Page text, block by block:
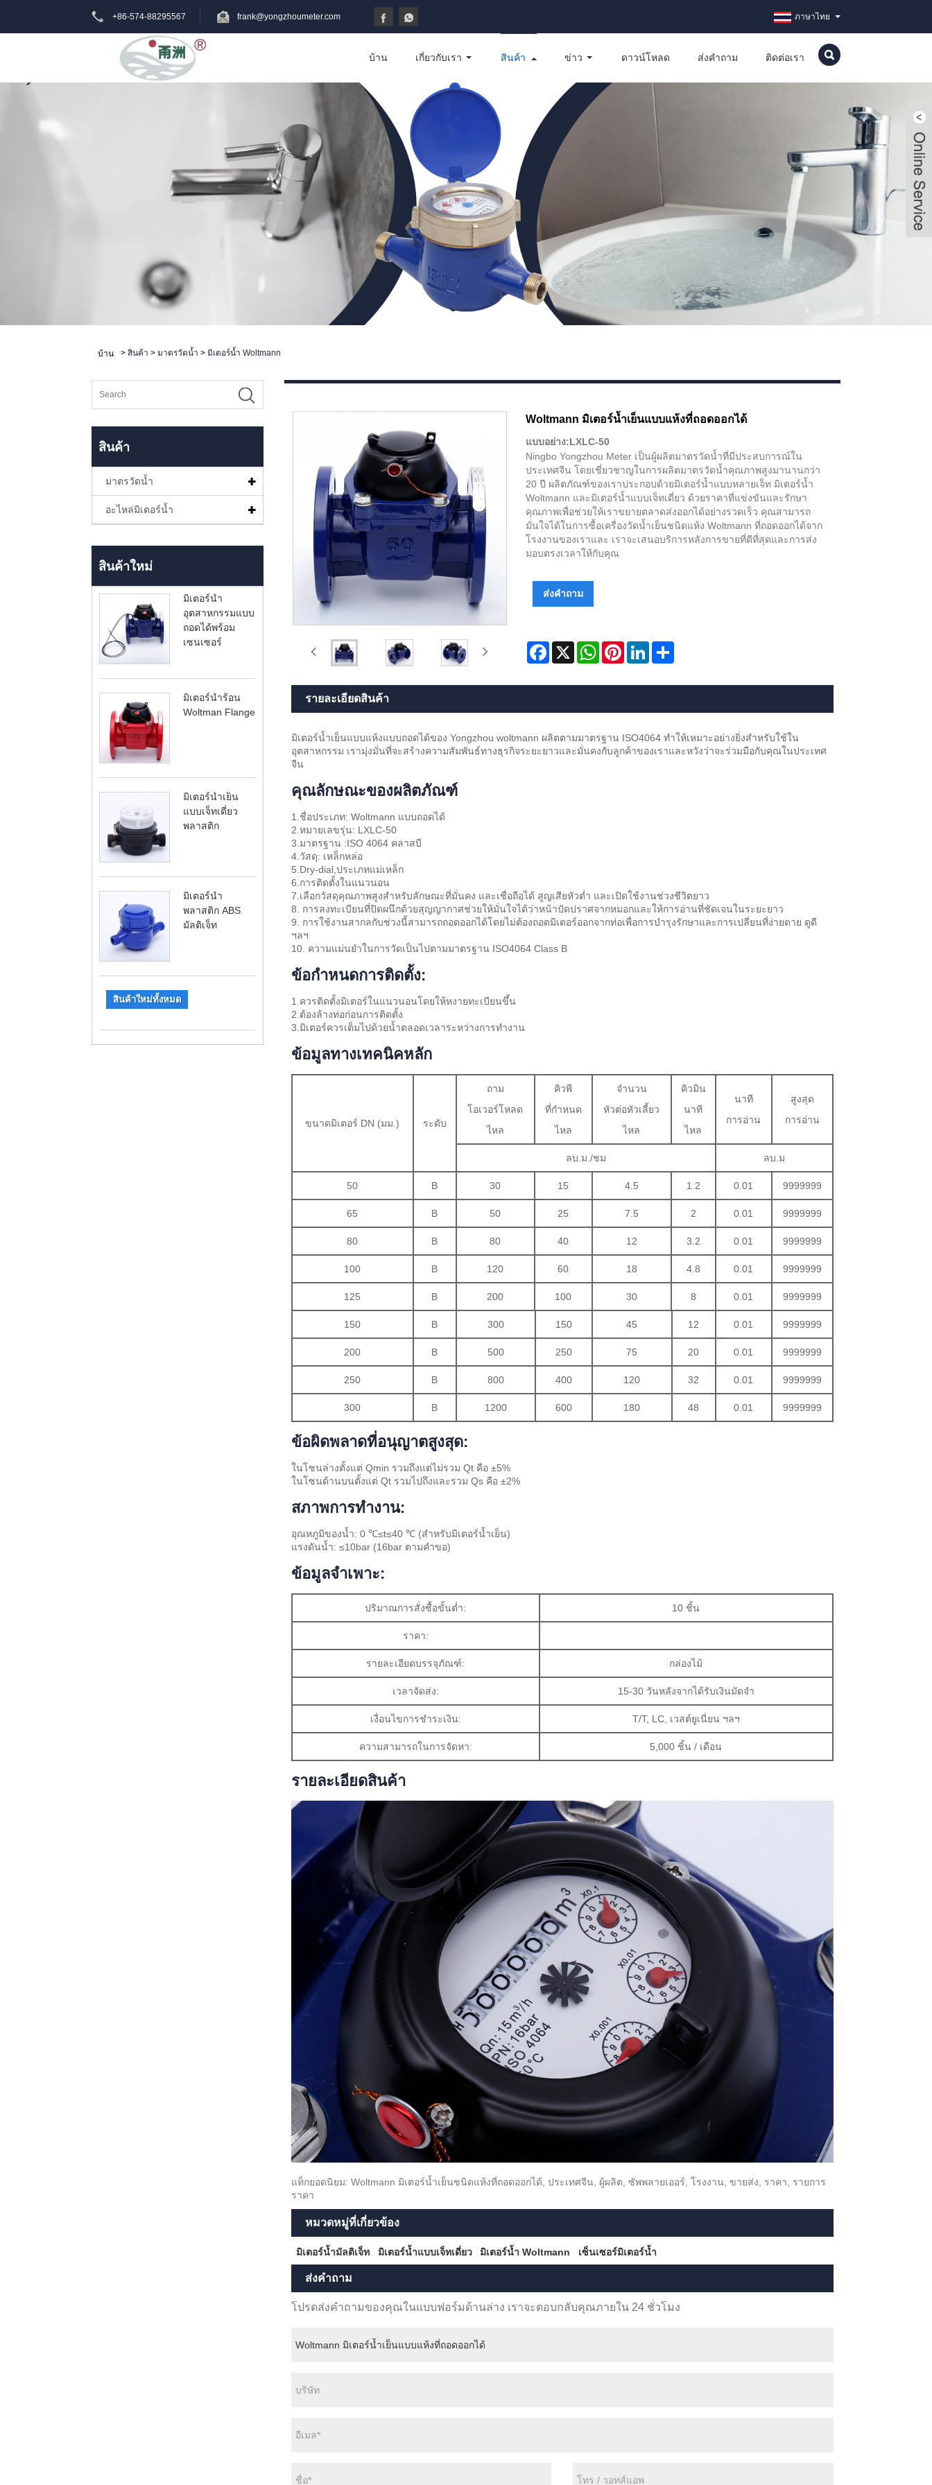
+86-574-88295567 frank@yongzhoumeter.com ภาษาไทย
บ้าน เกี่ยวกับเรา สินค้า ข่าว ดาวน์โหลด ส่งคำถาม ติดต่อเรา
บ้าน > สินค้า > มาตรวัดน้ำ > มิเตอร์น้ำ Woltmann
สินค้า
มาตรวัดน้ำ
อะไหล่มิเตอร์น้ำ
สินค้าใหม่
มิเตอร์น้ำ
อุตสาหกรรมแบบ
ถอดได้พร้อม
เซนเซอร์
มิเตอร์น้ำร้อน
Woltman Flange
มิเตอร์น้ำเย็น
แบบเจ็ทเดี่ยว
พลาสติก
มิเตอร์น้ำ
พลาสติก ABS
มัลติเจ็ท
สินค้าใหม่ทั้งหมด
Woltmann มิเตอร์น้ำเย็นแบบแห้งที่ถอดออกได้
แบบอย่าง:LXLC-50
Ningbo Yongzhou Meter เป็นผู้ผลิตมาตรวัดน้ำที่มีประสบการณ์ใน
ประเทศจีน โดยเชี่ยวชาญในการผลิตมาตรวัดน้ำคุณภาพสูงมานานกว่า
20 ปี ผลิตภัณฑ์ของเราประกอบด้วยมิเตอร์น้ำแบบหลายเจ็ท มิเตอร์น้ำ
Woltmann และมิเตอร์น้ำแบบเจ็ทเดี่ยว ด้วยราคาที่แข่งขันและรักษา
คุณภาพเพื่อช่วยให้เราขยายตลาดส่งออกได้อย่างรวดเร็ว คุณสามารถ
มั่นใจได้ในการซื้อเครื่องวัดน้ำเย็นชนิดแห้ง Woltmann ที่ถอดออกได้จาก
โรงงานของเราและ เราจะเสนอบริการหลังการขายที่ดีที่สุดและการส่ง
มอบตรงเวลาให้กับคุณ
ส่งคำถาม
Facebook
X WhatsAppPinterestLinkedInShare
รายละเอียดสินค้า
มิเตอร์น้ำเย็นแบบแห้งแบบถอดได้ของ Yongzhou woltmann ผลิตตามมาตรฐาน ISO4064 ทำให้เหมาะอย่างยิ่งสำหรับใช้ใน
อุตสาหกรรม เรามุ่งมั่นที่จะสร้างความสัมพันธ์ทางธุรกิจระยะยาวและมั่นคงกับลูกค้าของเราและหวังว่าจะร่วมมือกับคุณในประเทศ
จีน
คุณลักษณะของผลิตภัณฑ์
1.ชื่อประเภท: Woltmann แบบถอดได้
2.หมายเลขรุ่น: LXLC-50
3.มาตรฐาน :ISO 4064 คลาสบี
4.วัสดุ: เหล็กหล่อ
5.Dry-dial,ประเภทแม่เหล็ก
6.การติดตั้งในแนวนอน
7.เลือกวัสดุคุณภาพสูงสำหรับลักษณะที่มั่นคง และเชื่อถือได้ สูญเสียหัวต่ำ และเปิดใช้งานช่วงชีวิตยาว
8. การลงทะเบียนที่ปิดผนึกด้วยสุญญากาศช่วยให้มั่นใจได้ว่าหน้าปัดปราศจากหมอกและให้การอ่านที่ชัดเจนในระยะยาว
9. การใช้งานสากลกับช่วงนี้สามารถถอดออกได้โดยไม่ต้องถอดมิเตอร์ออกจากท่อเพื่อการบำรุงรักษาและการเปลี่ยนที่ง่ายดาย ดูดี
ฯลฯ
10. ความแม่นยำในการวัดเป็นไปตามมาตรฐาน ISO4064 Class B
ข้อกำหนดการติดตั้ง:
1.ควรติดตั้งมิเตอร์ในแนวนอนโดยให้หงายทะเบียนขึ้น
2.ต้องล้างท่อก่อนการติดตั้ง
3.มิเตอร์ควรเต็มไปด้วยน้ำตลอดเวลาระหว่างการทำงาน
ข้อมูลทางเทคนิคหลัก
ขนาดมิเตอร์ DN (มม.) ระดับ
ถาม
โอเวอร์โหลด
ไหล
คิวพี
ที่กำหนด
ไหล
จำนวน
หัวต่อหัวเลี้ยว
ไหล
คิวมิน
นาที
ไหล
นาที
การอ่าน
สูงสุด
การอ่าน
ลบ.ม./ชม ลบ.ม
50 B 30 15 4.5 1.2 0.01 9999999
65 B 50 25 7.5 2 0.01 9999999
80 B 80 40 12 3.2 0.01 9999999
100 B 120 60 18 4.8 0.01 9999999
125 B 200 100 30 8 0.01 9999999
150 B 300 150 45 12 0.01 9999999
200 B 500 250 75 20 0.01 9999999
250 B 800 400 120 32 0.01 9999999
300 B 1200 600 180 48 0.01 9999999
ข้อผิดพลาดที่อนุญาตสูงสุด:
ในโซนล่างตั้งแต่ Qmin รวมถึงแต่ไม่รวม Qt คือ ±5%
ในโซนด้านบนตั้งแต่ Qt รวมไปถึงและรวม Qs คือ ±2%
สภาพการทำงาน:
อุณหภูมิของน้ำ: 0 ℃≤t≤40 ℃ (สำหรับมิเตอร์น้ำเย็น)
แรงดันน้ำ: ≤10bar (16bar ตามคำขอ)
ข้อมูลจำเพาะ:
ปริมาณการสั่งซื้อขั้นต่ำ: 10 ชิ้น
ราคา:
รายละเอียดบรรจุภัณฑ์: กล่องไม้
เวลาจัดส่ง: 15-30 วันหลังจากได้รับเงินมัดจำ
เงื่อนไขการชำระเงิน: T/T, LC, เวสต์ยูเนี่ยน ฯลฯ
ความสามารถในการจัดหา: 5,000 ชิ้น / เดือน
รายละเอียดสินค้า
แท็กยอดนิยม: Woltmann มิเตอร์น้ำเย็นชนิดแห้งที่ถอดออกได้, ประเทศจีน, ผู้ผลิต, ซัพพลายเออร์, โรงงาน, ขายส่ง, ราคา, รายการ
ราคา
หมวดหมู่ที่เกี่ยวข้อง
มิเตอร์น้ำมัลติเจ็ท มิเตอร์น้ำแบบเจ็ทเดี่ยว มิเตอร์น้ำ Woltmann เซ็นเซอร์มิเตอร์น้ำ
ส่งคำถาม
โปรดส่งคำถามของคุณในแบบฟอร์มด้านล่าง เราจะตอบกลับคุณภายใน 24 ชั่วโมง